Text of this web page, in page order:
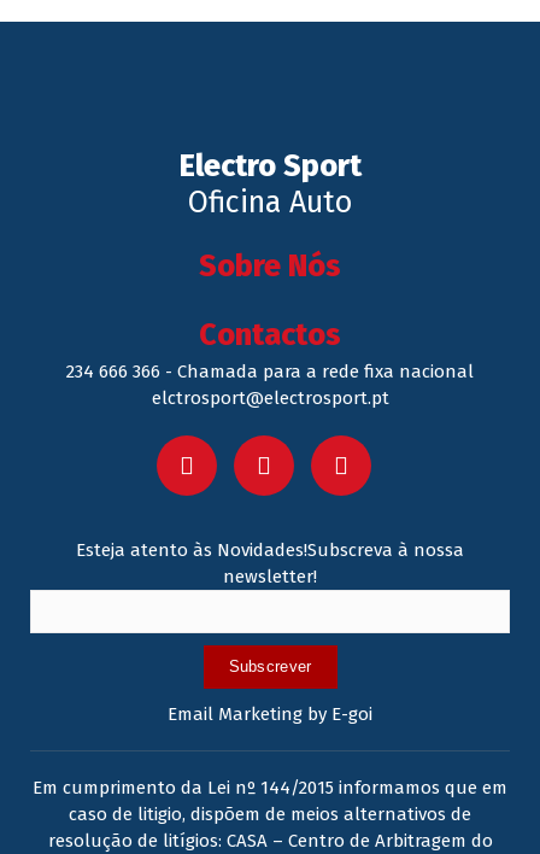
Electro Sport
Oficina Auto
Sobre Nós
Contactos
234 666 366 - Chamada para a rede fixa nacional
elctrosport@electrosport.pt
Esteja atento às Novidades!Subscreva à nossa
newsletter!
Subscrever
Email Marketing by E-goi
Em cumprimento da Lei nº 144/2015 informamos que em
caso de litigio, dispõem de meios alternativos de
resolução de litígios: CASA – Centro de Arbitragem do